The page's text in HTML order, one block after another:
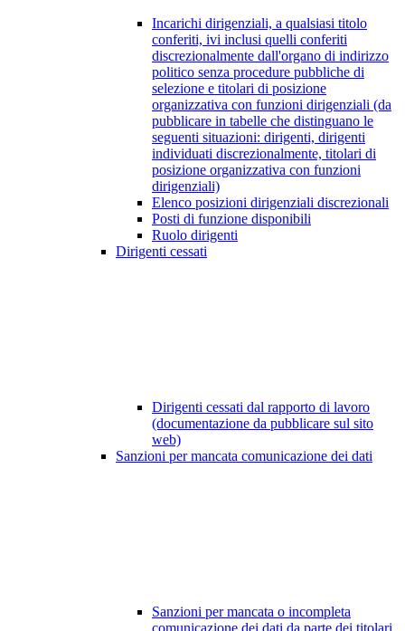
Incarichi dirigenziali, a qualsiasi titolo
conferiti, ivi inclusi quelli conferiti
discrezionalmente dall'organo di indirizzo
politico senza procedure pubbliche di
selezione e titolari di posizione
organizzativa con funzioni dirigenziali (da
pubblicare in tabelle che distinguano le
seguenti situazioni: dirigenti, dirigenti
individuati discrezionalmente, titolari di
posizione organizzativa con funzioni
dirigenziali)
Elenco posizioni dirigenziali discrezionali
Posti di funzione disponibili
Ruolo dirigenti
Dirigenti cessati
Dirigenti cessati dal rapporto di lavoro
(documentazione da pubblicare sul sito
web)
Sanzioni per mancata comunicazione dei dati
Sanzioni per mancata o incompleta